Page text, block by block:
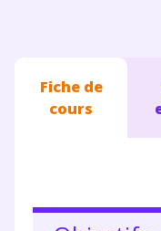
Fiche de
cours